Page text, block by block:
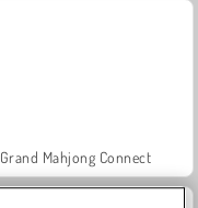
Grand Mahjong Connect